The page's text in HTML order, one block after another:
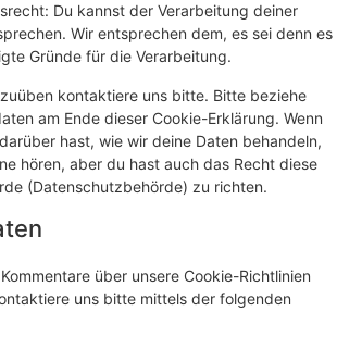
Du kannst der Verarbeitung deiner
Wir entsprechen dem, es sei denn es
Gründe für die Verarbeitung.
kontaktiere uns bitte. Bitte beziehe
am Ende dieser Cookie-Erklärung. Wenn
hast, wie wir deine Daten behandeln,
hören, aber du hast auch das Recht diese
(Datenschutzbehörde) zu richten.
über unsere Cookie-Richtlinien
uns bitte mittels der folgenden